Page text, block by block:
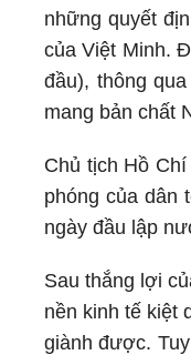
những quyết
của Việt Minh.
đầu), thông
mang bản chất
Chủ tịch Hồ
phóng của dân
ngày đầu lập
Sau thắng lợi
nền kinh tế kiệt
giành được.